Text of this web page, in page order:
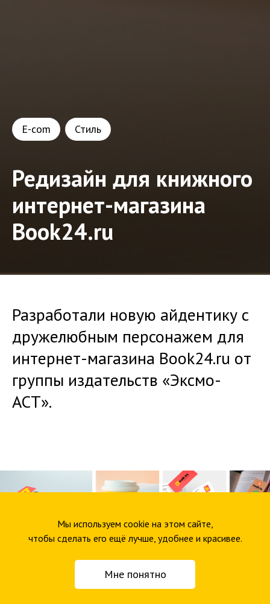
E-com Стиль
Редизайн для книжного
интернет-магазина
Book24.ru
Разработали новую айдентику с
дружелюбным персонажем для
интернет-магазина Book24.ru от
группы издательств «Эксмо-
АСТ».
Мы используем cookie на этом сайте,
чтобы сделать его ещё лучше, удобнее и красивее.
Мне понятно